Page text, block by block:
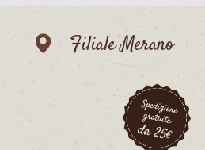
Filiale Merano